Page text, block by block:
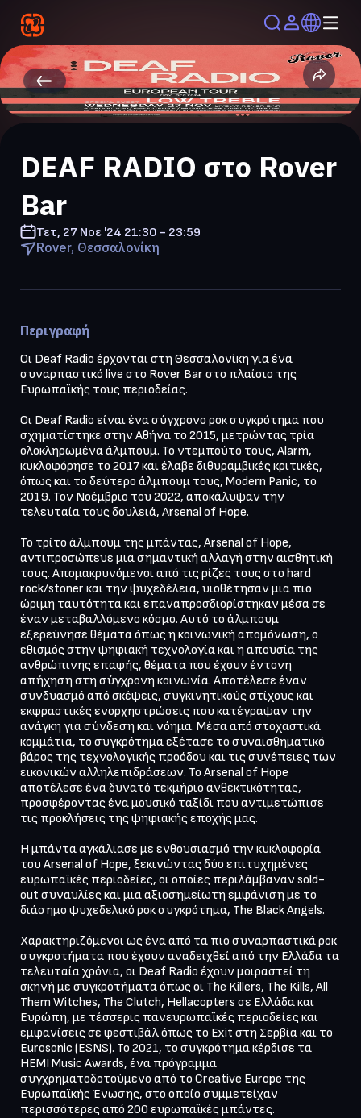
DEAF RADIO στο Rover
Bar
Τετ, 27 Νοε '24 21:30 - 23:59
Rover, Θεσσαλονίκη
Περιγραφή
Οι Deaf Radio έρχονται στη Θεσσαλονίκη για ένα
συναρπαστικό live στο Rover Bar στο πλαίσιο της
Ευρωπαϊκής τους περιοδείας.
Οι Deaf Radio είναι ένα σύγχρονο ροκ συγκρότημα που
σχηματίστηκε στην Αθήνα το 2015, μετρώντας τρία
ολοκληρωμένα άλμπουμ. Το ντεμπούτο τους, Alarm,
κυκλοφόρησε το 2017 και έλαβε διθυραμβικές κριτικές,
όπως και το δεύτερο άλμπουμ τους, Modern Panic, το
2019. Τον Νοέμβριο του 2022, αποκάλυψαν την
τελευταία τους δουλειά, Arsenal of Hope.
Το τρίτο άλμπουμ της μπάντας, Arsenal of Hope,
αντιπροσώπευε μια σημαντική αλλαγή στην αισθητική
τους. Απομακρυνόμενοι από τις ρίζες τους στο hard
rock/stoner και την ψυχεδέλεια, υιοθέτησαν μια πιο
ώριμη ταυτότητα και επαναπροσδιορίστηκαν μέσα σε
έναν μεταβαλλόμενο κόσμο. Αυτό το άλμπουμ
εξερεύνησε θέματα όπως η κοινωνική απομόνωση, ο
εθισμός στην ψηφιακή τεχνολογία και η απουσία της
ανθρώπινης επαφής, θέματα που έχουν έντονη
απήχηση στη σύγχρονη κοινωνία. Αποτέλεσε έναν
συνδυασμό από σκέψεις, συγκινητικούς στίχους και
εκφραστικές ενορχηστρώσεις που κατέγραψαν την
ανάγκη για σύνδεση και νόημα. Μέσα από στοχαστικά
κομμάτια, το συγκρότημα εξέτασε το συναισθηματικό
βάρος της τεχνολογικής προόδου και τις συνέπειες των
εικονικών αλληλεπιδράσεων. Το Arsenal of Hope
αποτέλεσε ένα δυνατό τεκμήριο ανθεκτικότητας,
προσφέροντας ένα μουσικό ταξίδι που αντιμετώπισε
τις προκλήσεις της ψηφιακής εποχής μας.
Η μπάντα αγκάλιασε με ενθουσιασμό την κυκλοφορία
του Arsenal of Hope, ξεκινώντας δύο επιτυχημένες
ευρωπαϊκές περιοδείες, οι οποίες περιλάμβαναν sold-
out συναυλίες και μια αξιοσημείωτη εμφάνιση με το
διάσημο ψυχεδελικό ροκ συγκρότημα, The Black Angels.
Χαρακτηριζόμενοι ως ένα από τα πιο συναρπαστικά ροκ
συγκροτήματα που έχουν αναδειχθεί από την Ελλάδα τα
τελευταία χρόνια, οι Deaf Radio έχουν μοιραστεί τη
σκηνή με συγκροτήματα όπως οι The Killers, The Kills, All
Them Witches, The Clutch, Hellacopters σε Ελλάδα και
Ευρώπη, με τέσσερις πανευρωπαϊκές περιοδείες και
εμφανίσεις σε φεστιβάλ όπως το Exit στη Σερβία και το
Eurosonic (ESNS). Το 2021, το συγκρότημα κέρδισε τα
HEMI Music Awards, ένα πρόγραμμα
συγχρηματοδοτούμενο από το Creative Europe της
Ευρωπαϊκής Ένωσης, στο οποίο συμμετείχαν
περισσότερες από 200 ευρωπαϊκές μπάντες.